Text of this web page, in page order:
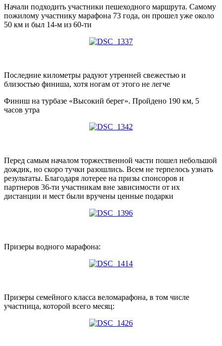
Начали подходить участники пешеходного маршрута. Самому
пожилому участнику марафона 73 года, он прошел уже около
50 км и был 14-м из 60-ти
Последние километры радуют утренней свежестью и
близостью финиша, хотя ногам от этого не легче
Финиш на турбазе «Высокий берег». Пройдено 190 км, 5
часов утра
Перед самым началом торжественной части пошел небольшой
дождик, но скоро тучки разошлись. Всем не терпелось узнать
результаты. Благодаря лотерее на призы спонсоров и
партнеров 36-ти участникам вне зависимости от их
дистанции и мест были вручены ценные подарки
Призеры водного марафона:
Призеры семейного класса веломарафона, в том числе
участница, которой всего месяц: